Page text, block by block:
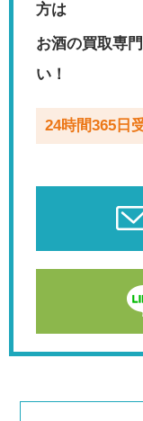
方は
お酒の買取専
い！
24時間365日